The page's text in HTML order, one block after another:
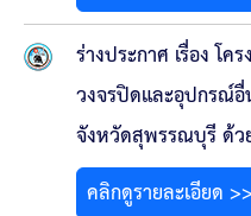
สรุปผลการปฏิบัติง
ระเบียบพัสดุฯ การ
การเสริมสร้างคุณธร
ร่างประกาศ เรื่อง โ
วงจรปิดและอุปกรณ์อื่
จังหวัดสุพรรณบุรี ด้ว
คลิกดูรายละเอียด